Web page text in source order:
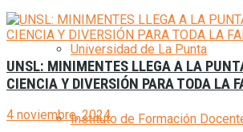
Universidad de La Punta
Instituto de Formación
UNSL: MINIMENTES LLEGA A LA
CIENCIA Y DIVERSIÓN PARA TODA LA
4 noviembre, 2024